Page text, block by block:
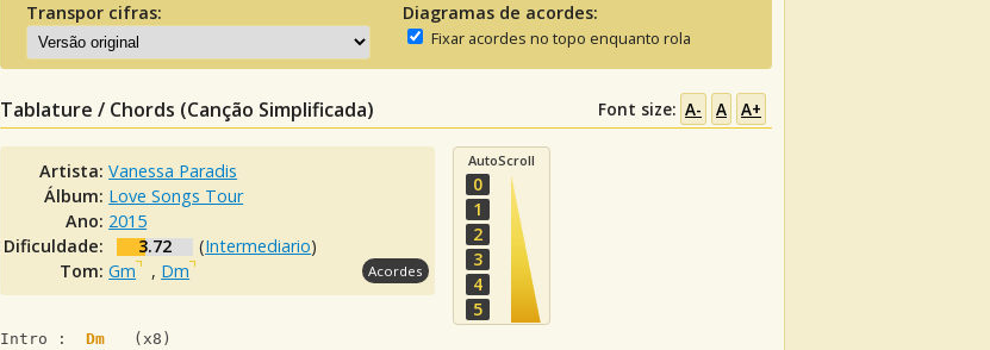
Transpor cifras: Diagramas de acordes:
Fixar acordes no topo enquanto rola
Tablature / Chords (Canção Simplificada) Font size: A- A A+
Artista:Vanessa Paradis
Álbum: Love Songs Tour
Ano: 2015
Dificuldade:
3.72 (Intermediario)
Tom:Gm , Dm Acordes
AutoScroll
0
1
2
3
4
5
Intro : Dm
   (x8)